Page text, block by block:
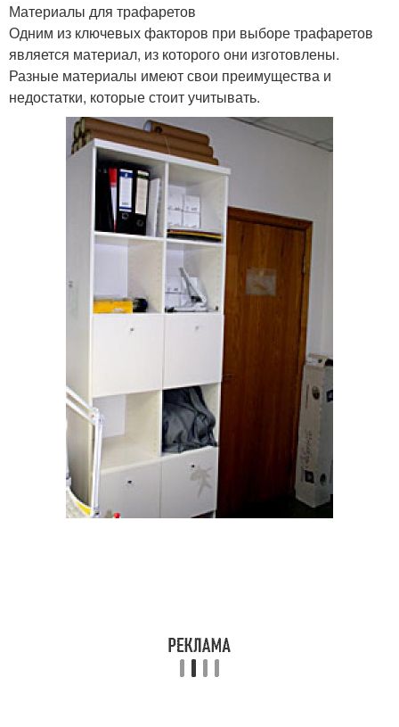
Материалы для трафаретов
Одним из ключевых факторов при выборе трафаретов
является материал, из которого они изготовлены.
Разные материалы имеют свои преимущества и
недостатки, которые стоит учитывать.